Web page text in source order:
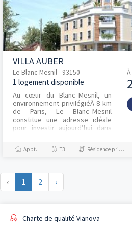
VILLA AUBER
Le Blanc-Mesnil - 93150
1 logement disponible
Au cœur du Blanc-Mesnil, un
environnement privilégiéÀ 8 km
de Paris, Le Blanc-Mesnil
constitue une adresse idéale
pour investir aujourd’hui dans
intégrée dans l...
Appt. T3 Résidence principale / PTZ
‹ 1 2 ›
Charte de qualité Vianova